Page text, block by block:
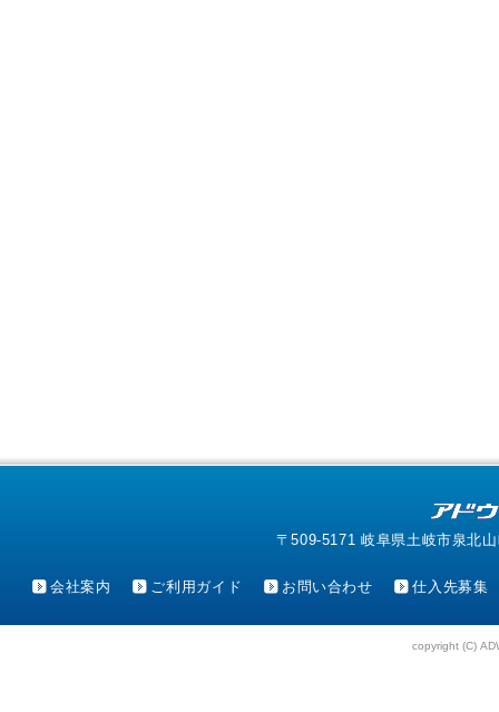
〒509-5171 岐阜県土岐市泉北
会社案内 ご利用ガイド お問い合わせ 仕入先募集
copyright (C)